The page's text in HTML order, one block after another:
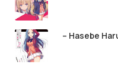
– Hasebe